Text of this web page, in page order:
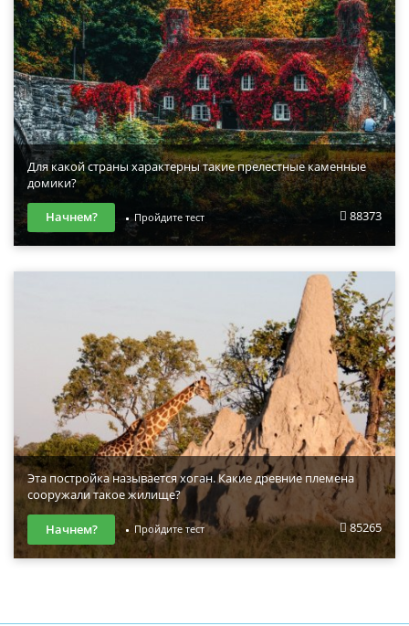
Для какой страны характерны такие прелестные каменные
домики?
88373
Начнем? Пройдите тест
Эта постройка называется хоган. Какие древние племена
сооружали такое жилище?
85265
Начнем? Пройдите тест